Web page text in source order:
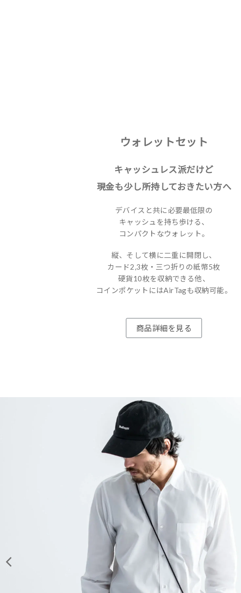
ウォレットセット
キャッシュレス派だけど
現金も少し所持しておきたい方へ
デバイスと共に必要最低限の
キャッシュを持ち歩ける、
コンパクトなウォレット。
縦、そして横に二重に開閉し、
カード2,3枚・三つ折りの紙幣5枚
硬貨10枚を収納できる他、
コインポケットにはAirTagも収納可能。
商品詳細を見る